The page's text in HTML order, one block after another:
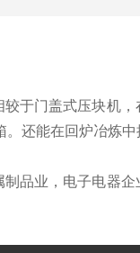
于门盖式压块机
还能在回炉冶炼
品业，电子电器企